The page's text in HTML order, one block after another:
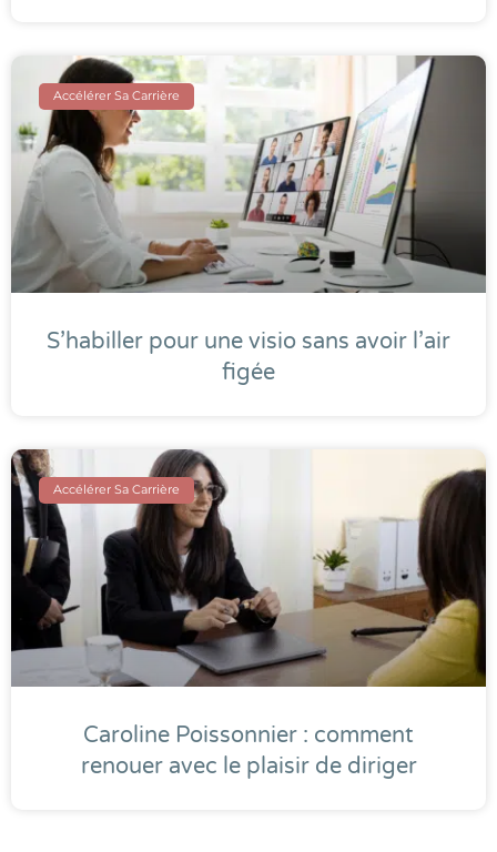
Accélérer Sa Carrière
S’habiller pour une visio sans avoir l’air
figée
Accélérer Sa Carrière
Caroline Poissonnier : comment
renouer avec le plaisir de diriger